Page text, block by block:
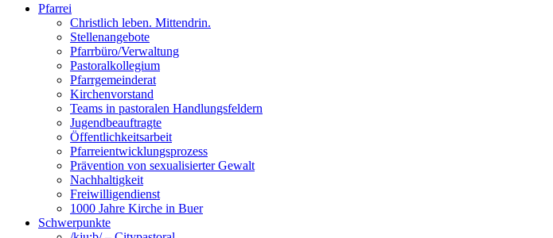
Pfarrei
Christlich leben. Mittendrin.
Stellenangebote
Pfarrbüro/Verwaltung
Pastoralkollegium
Pfarrgemeinderat
Kirchenvorstand
Teams in pastoralen Handlungsfeldern
Jugendbeauftragte
Öffentlichkeitsarbeit
Pfarreientwicklungsprozess
Prävention von sexualisierter Gewalt
Nachhaltigkeit
Freiwilligendienst
1000 Jahre Kirche in Buer
Schwerpunkte